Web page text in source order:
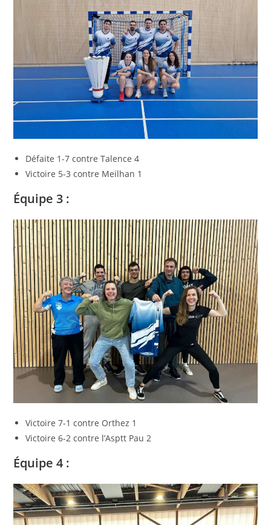
Défaite 1-7 contre Talence 4
Victoire 5-3 contre Meilhan 1
Équipe 3 :
Victoire 7-1 contre Orthez 1
Victoire 6-2 contre l’Asptt Pau 2
Équipe 4 :